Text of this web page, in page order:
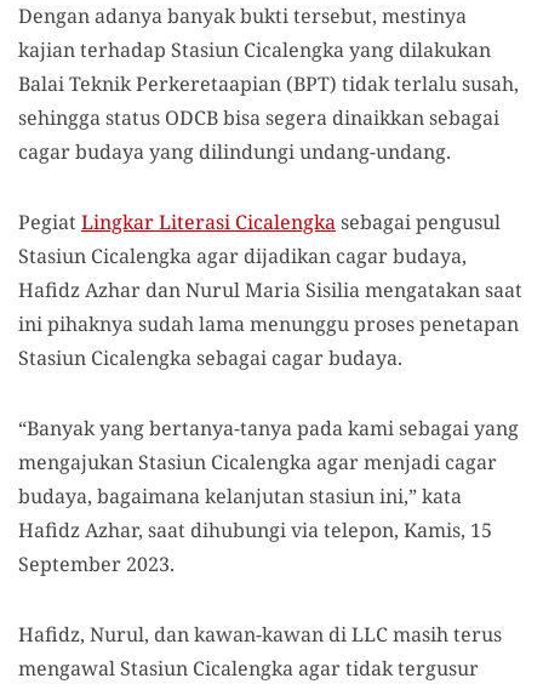
Dengan adanya banyak bukti tersebut, mestinya
kajian terhadap Stasiun Cicalengka yang dilakukan
Balai Teknik Perkeretaapian (BPT) tidak terlalu susah,
sehingga status ODCB bisa segera dinaikkan sebagai
cagar budaya yang dilindungi undang-undang.
PegiatLingkar Literasi Cicalengkasebagai pengusul
Stasiun Cicalengka agar dijadikan cagar budaya,
Hafidz Azhar dan Nurul Maria Sisilia mengatakan saat
ini pihaknya sudah lama menunggu proses penetapan
Stasiun Cicalengka sebagai cagar budaya.
“Banyak yang bertanya-tanya pada kami sebagai yang
mengajukan Stasiun Cicalengka agar menjadi cagar
budaya, bagaimana kelanjutan stasiun ini,” kata
Hafidz Azhar, saat dihubungi via telepon, Kamis, 15
September 2023.
Hafidz, Nurul, dan kawan-kawan di LLC masih terus
mengawal Stasiun Cicalengka agar tidak tergusur